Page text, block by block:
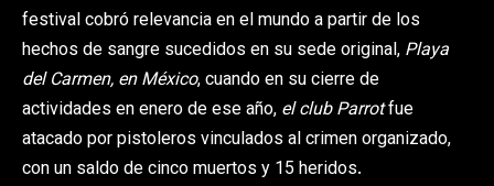
festival cobró relevancia en el mundo a partir de los
hechos de sangre sucedidos en su sede original, Playa
del Carmen, en México, cuando en su cierre de
actividades en enero de ese año, el club Parrotfue
atacado por pistoleros vinculados al crimen organizado,
con un saldo de cinco muertos y 15 heridos.